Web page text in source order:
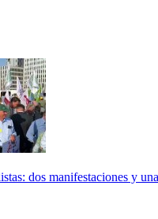
dos manifestaciones y